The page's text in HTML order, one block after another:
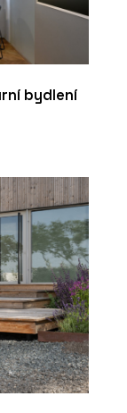
bydlení